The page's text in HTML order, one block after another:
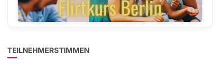
TEILNEHMERSTIMMEN